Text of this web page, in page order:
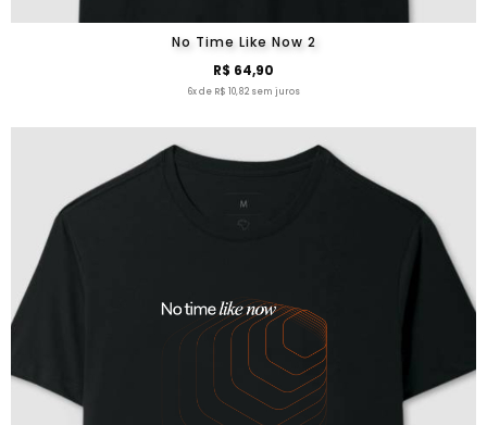
No Time Like Now 2
R$ 64,90
6x de R$ 10,82 sem juros